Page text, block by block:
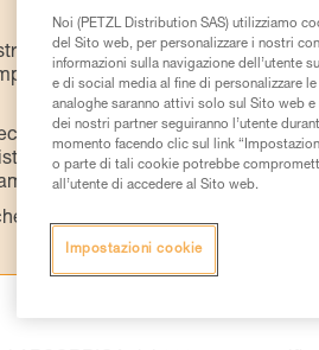
tecniche dei prodotti
le informazioni
richiede una formazione ed
la vostra capacità di rifare la
relative alla vostra attività. Ne
Noi (PETZL Distribution SAS) utilizziamo
del Sito web, per personalizzare i nostri
informazioni sulla navigazione dell’utente
e di social media al fine di personalizzare
analoghe saranno attivi solo sul Sito web
dei nostri partner seguiranno l’utente
momento facendo clic sul link
o parte di tali cookie potrebbe
all’utente di accedere al Sito web.
Impostazioni cookie